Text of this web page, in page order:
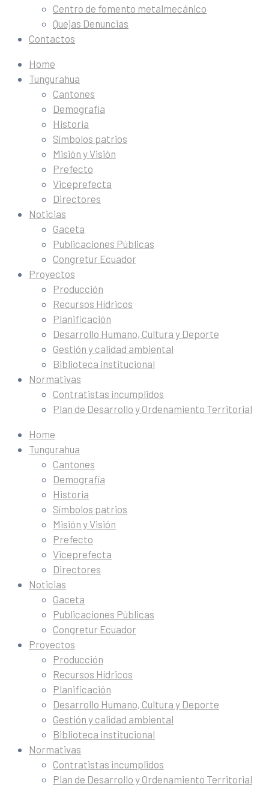
Centro de fomento metalmecánico
Quejas Denuncias
Contactos
Home
Tungurahua
Cantones
Demografía
Historia
Símbolos patrios
Misión y Visión
Prefecto
Viceprefecta
Directores
Noticias
Gaceta
Publicaciones Públicas
Congretur Ecuador
Proyectos
Producción
Recursos Hídricos
Planificación
Desarrollo Humano, Cultura y Deporte
Gestión y calidad ambiental
Biblioteca institucional
Normativas
Contratistas incumplidos
Plan de Desarrollo y Ordenamiento Territorial
Home
Tungurahua
Cantones
Demografía
Historia
Símbolos patrios
Misión y Visión
Prefecto
Viceprefecta
Directores
Noticias
Gaceta
Publicaciones Públicas
Congretur Ecuador
Proyectos
Producción
Recursos Hídricos
Planificación
Desarrollo Humano, Cultura y Deporte
Gestión y calidad ambiental
Biblioteca institucional
Normativas
Contratistas incumplidos
Plan de Desarrollo y Ordenamiento Territorial